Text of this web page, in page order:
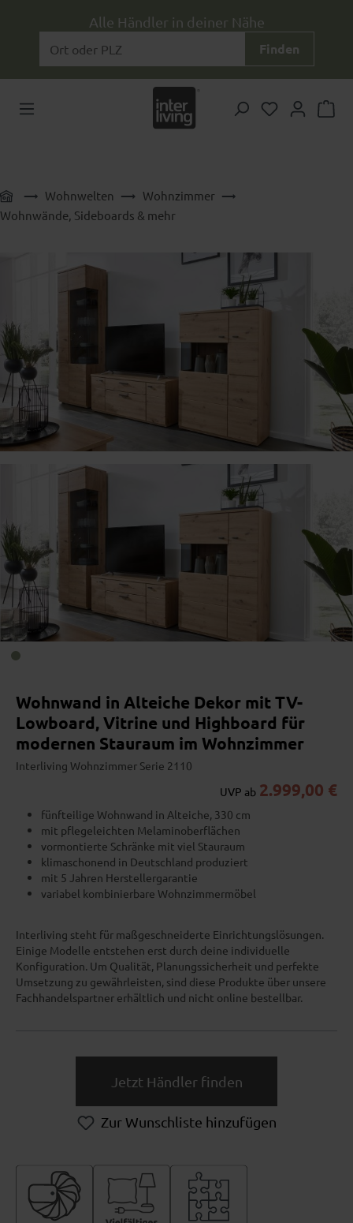
Zum Hauptinhalt springenAlle Händler in deiner Nähe
Finden
Du hast 0
Wohnwelten
Wohnzimmer
Wohnwände, Sideboards & mehr
Wohnwand in Alteiche Dekor mit TV-
Lowboard, Vitrine und Highboard für
modernen Stauraum im Wohnzimmer
Interliving Wohnzimmer Serie 2110
UVP ab 2.999,00 €
fünfteilige Wohnwand in Alteiche, 330 cm
mit pflegeleichten Melaminoberflächen
vormontierte Schränke mit viel Stauraum
klimaschonend in Deutschland produziert
mit 5 Jahren Herstellergarantie
variabel kombinierbare Wohnzimmermöbel
Interliving steht für maßgeschneiderte Einrichtungslösungen.
Einige Modelle entstehen erst durch deine individuelle
Konfiguration. Um Qualität, Planungssicherheit und perfekte
Umsetzung zu gewährleisten, sind diese Produkte über unsere
Fachhandelspartner erhältlich und nicht online bestellbar.
Jetzt Händler finden
Zur Wunschliste hinzufügen
Bildergalerie überspringen